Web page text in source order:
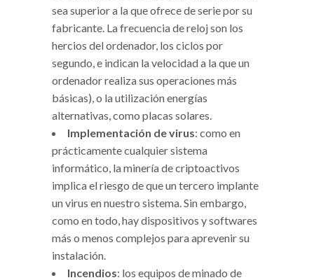
sea superior a la que ofrece de serie por su
fabricante. La frecuencia de reloj son los
hercios del ordenador, los ciclos por
segundo, e indican la velocidad a la que un
ordenador realiza sus operaciones más
básicas), o la utilización energías
alternativas, como placas solares.
Implementación de virus: como en
prácticamente cualquier sistema
informático, la minería de criptoactivos
implica el riesgo de que un tercero implante
un virus en nuestro sistema. Sin embargo,
como en todo, hay dispositivos y softwares
más o menos complejos para aprevenir su
instalación.
Incendios: los equipos de minado de